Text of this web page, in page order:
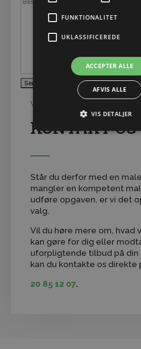
VIL DU VIDE MERE?
KONTAKT OS
Står du derfor med en
mangler en kompetent
udføre opgaven, er vi det
valg.
​Vil du høre mere om, hvad
kan gøre for dig eller
uforpligtende tilbud på din
kan du kontakte os direkte
20 85 12 07.
FUNKTIONALITET
UKLASSIFICEREDE
ACCEPTER ALLE
AFVIS ALLE
VIS DETALJER